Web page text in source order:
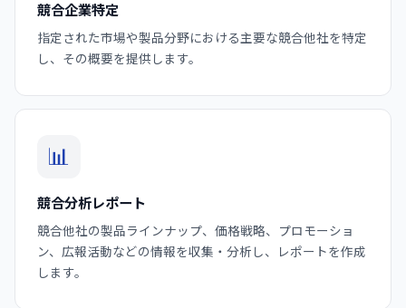
競合企業特定
指定された市場や製品分野における主要な競合他社を特定
し、その概要を提供します。
📊
競合分析レポート
競合他社の製品ラインナップ、価格戦略、プロモーショ
ン、広報活動などの情報を収集・分析し、レポートを作成
します。